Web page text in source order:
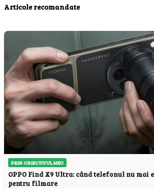
Articole recomandate
PRIN OBIECTIVUL MEU
OPPO Find X9 Ultra: când telefonul nu mai
pentru filmare